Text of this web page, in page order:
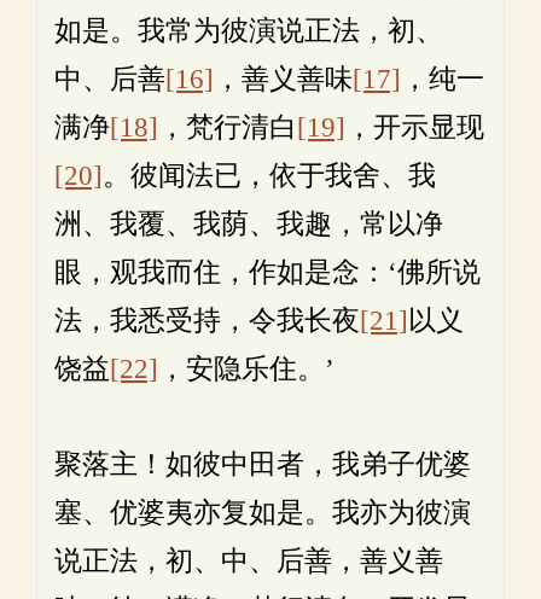
如是。我常为彼演说正法，初、
中、后善[16] ，善义善味[17] ，纯一
满净[18] ，梵行清白[19] ，开示显现
[20]。彼闻法已，依于我舍、我
洲、我覆、我荫、我趣，常以净
眼，观我而住，作如是念：‘佛所说
法，我悉受持，令我长夜[21]以义
饶益[22] ，安隐乐住。’
聚落主！如彼中田者，我弟子优婆
塞、优婆夷亦复如是。我亦为彼演
说正法，初、中、后善，善义善